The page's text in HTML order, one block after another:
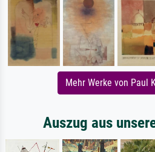
Mehr Werke von Paul
Auszug aus